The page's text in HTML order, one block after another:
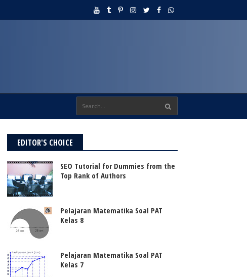
EDITOR'S CHOICE
SEO Tutorial for Dummies from the
Top Rank of Authors
Pelajaran Matematika Soal PAT
Kelas 8
Pelajaran Matematika Soal PAT
Kelas 7